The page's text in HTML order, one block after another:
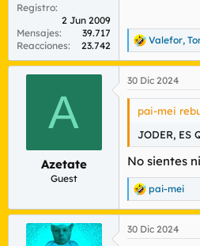
Registro
2 Jun 2009
Mensajes
39.717
Reacciones
23.742
R
e
a
c
c
e
s
Valefor,
A
Azetate
Guest
30 Dic 2024
pai-mei
JODER, ES
No sientes
R
e
a
c
pai-mei
30 Dic 2024